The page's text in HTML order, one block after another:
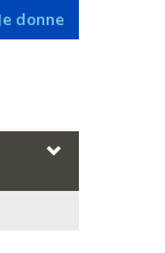
Je donne